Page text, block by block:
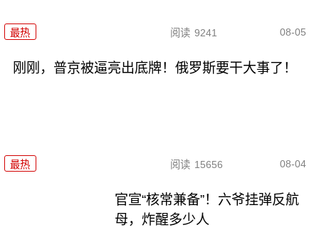
最热 阅读 9241 08-05
刚刚，普京被逼亮出底牌！俄罗斯要干大事了！
最热 阅读 15656 08-04
官宣“核常兼备”！六爷挂弹反航
母，炸醒多少人